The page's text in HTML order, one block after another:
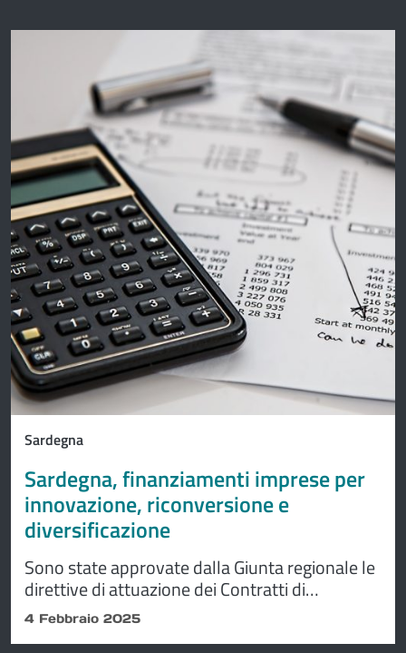
ambito di efficientamento energetico di micro,
piccole, medie e grandi imprese del territorio
Sardegna
Sardegna, finanziamenti imprese per
innovazione, riconversione e
diversificazione
Sono state approvate dalla Giunta regionale le
direttive di attuazione dei Contratti di
investimento, che garantiranno alle imprese
sarde 81 milioni di euro nella parte iniziale.
4 Febbraio 2025